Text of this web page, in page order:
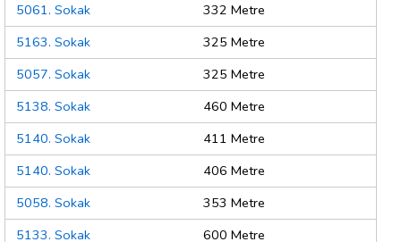
5061. Sokak
332 Metre
5163. Sokak
325 Metre
5057. Sokak
325 Metre
5138. Sokak
460 Metre
5140. Sokak
411 Metre
5140. Sokak
406 Metre
5058. Sokak
353 Metre
5133. Sokak
600 Metre